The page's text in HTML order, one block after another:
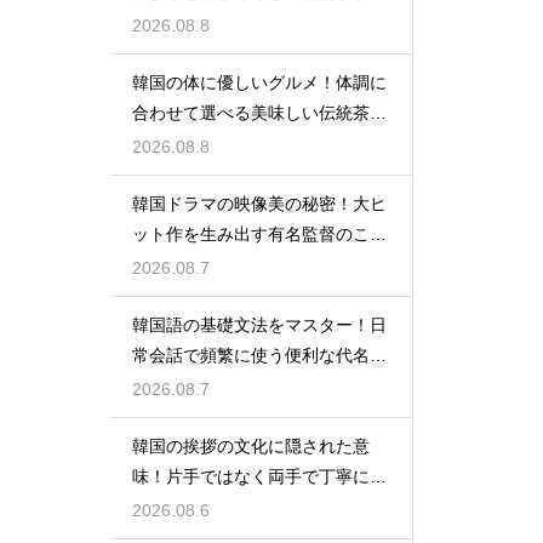
られる理由
2026.08.8
韓国の体に優しいグルメ！体調に
合わせて選べる美味しい伝統茶の
驚きの効能
2026.08.8
韓国ドラマの映像美の秘密！大ヒ
ット作を生み出す有名監督のこだ
わりの特徴
2026.08.7
韓国語の基礎文法をマスター！日
常会話で頻繁に使う便利な代名詞
の一覧
2026.08.7
韓国の挨拶の文化に隠された意
味！片手ではなく両手で丁寧に握
手する理由
2026.08.6